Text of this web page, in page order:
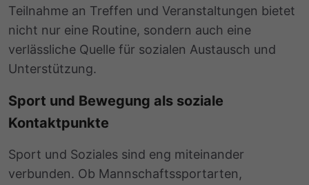
Teilnahme an Treffen und Veranstaltungen bietet
nicht nur eine Routine, sondern auch eine
verlässliche Quelle für sozialen Austausch und
Unterstützung.
Sport und Bewegung als soziale
Kontaktpunkte
Sport und Soziales sind eng miteinander
verbunden. Ob Mannschaftssportarten,